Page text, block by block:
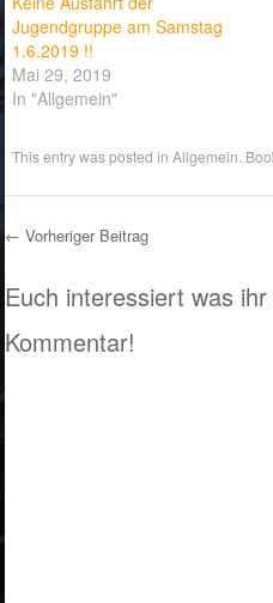
Jugendgruppe am Samstag
1.6.2019 !!
Mai 29, 2019
In "Allgemein"
This entry was posted inAllgemein .
Post navigation
← Vorheriger Beitrag
Euch interessiert was
Kommentar!